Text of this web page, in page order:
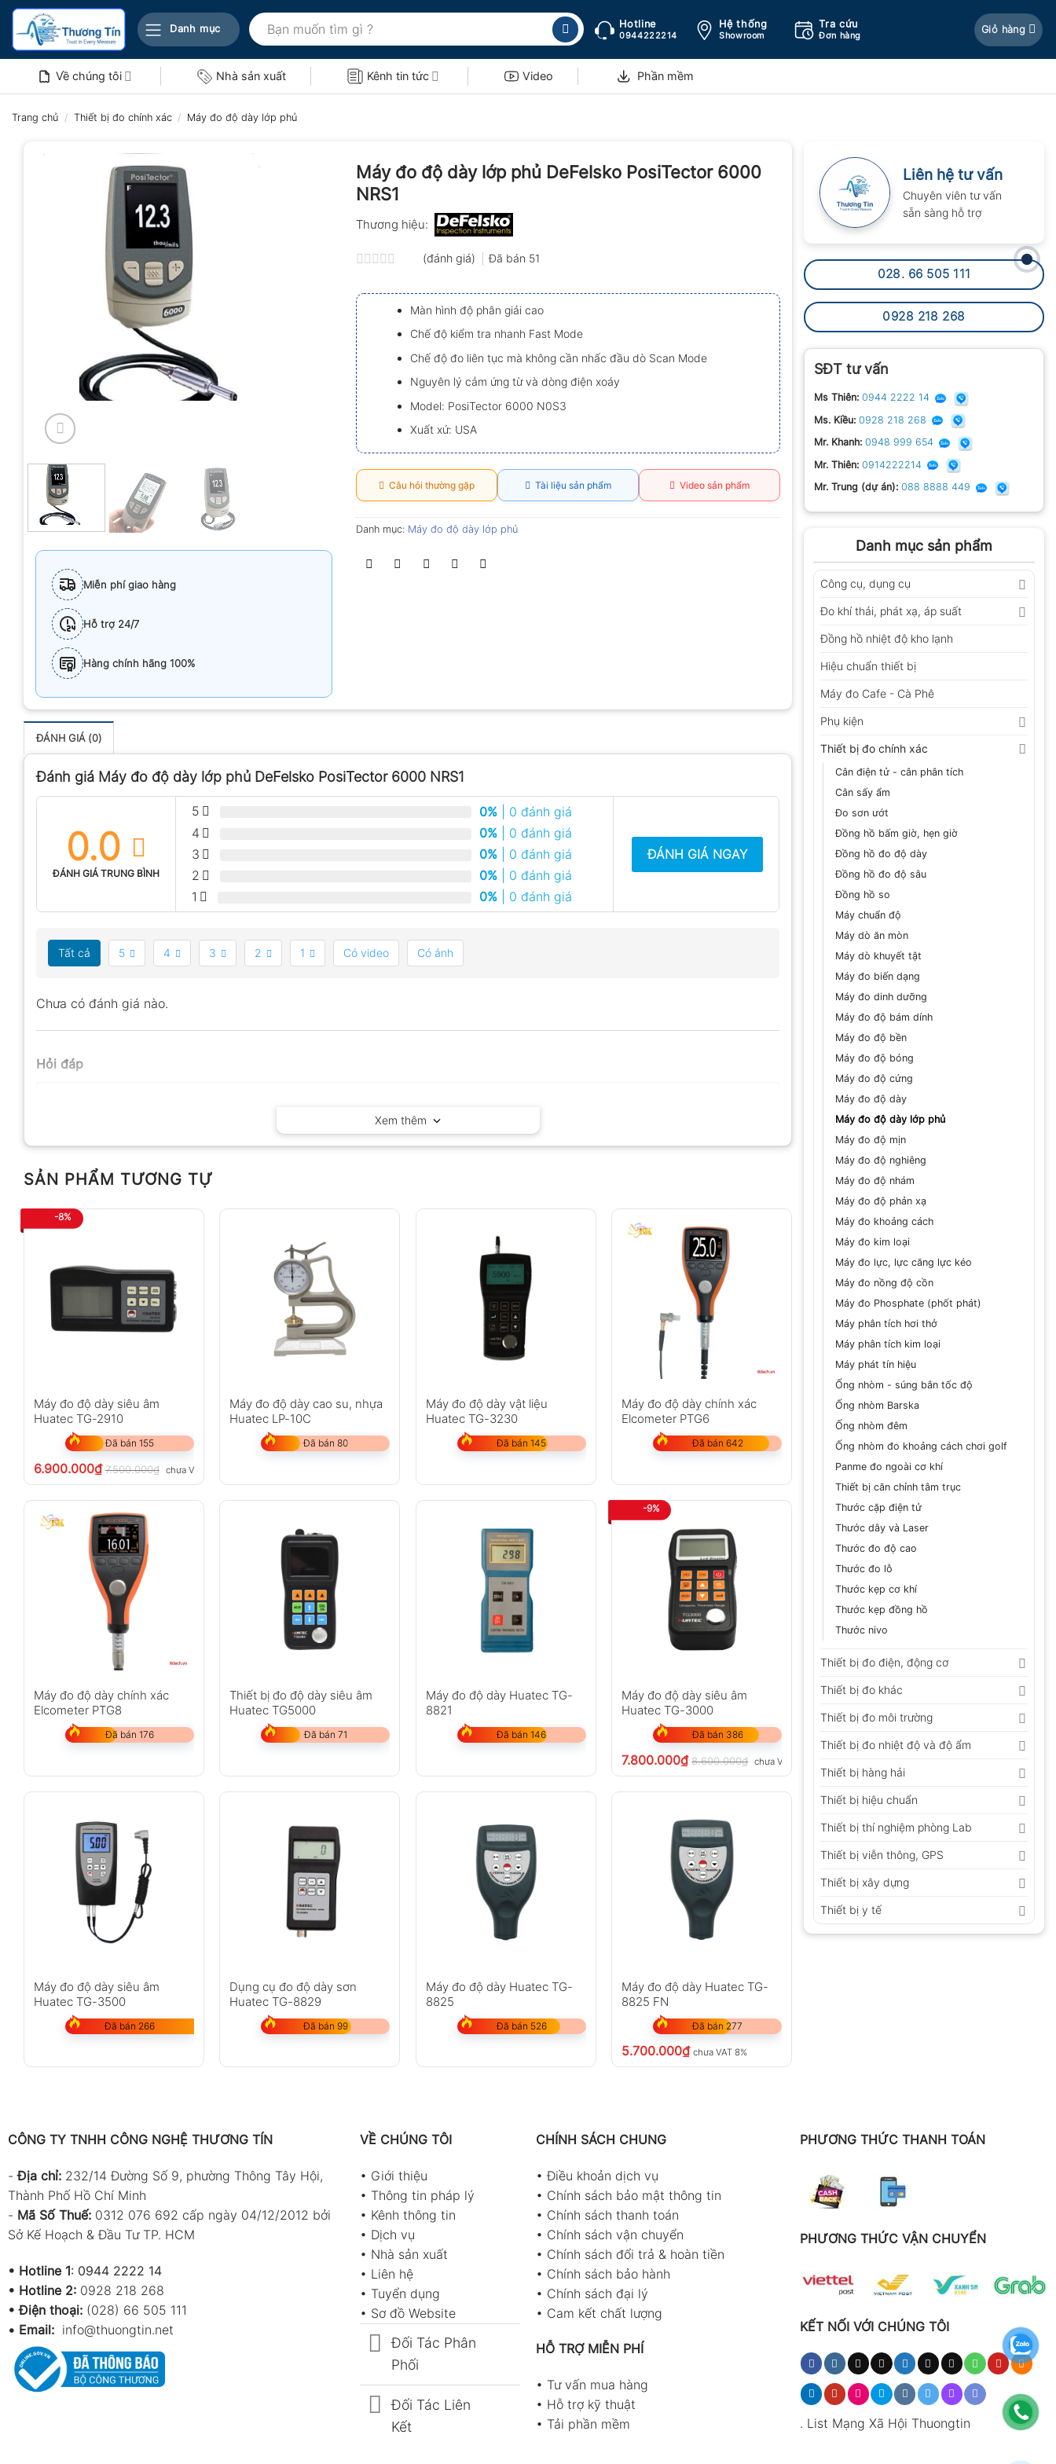
Bỏ
nội
Danh mục
Tìm
kiếm:
Hotline
0944222214
Hệ thống
Showroom
Tra cứu
Đơn hàng
Giỏ hàng
Về chúng tôi Nhà sản xuất Kênh tin tức Video Phần mềm
Trang chủ / Thiết bị đo chính xác / Máy đo độ dày lớp phủ
Liên hệ tư vấn
Chuyên viên tư vấn
sẵn sàng hỗ trợ
028. 66 505 111
0928 218 268
SĐT tư vấn
Ms Thiên: 0944 2222 14
Ms. Kiều: 0928 218 268
Mr. Khanh: 0948 999 654
Mr. Thiên: 0914222214
Mr. Trung (dự án): 088 8888 449
Danh mục sản phẩm
Công cụ, dụng cụ
Đo khí thải, phát xạ, áp suất
Đồng hồ nhiệt độ kho lạnh
Hiệu chuẩn thiết bị
Máy đo Cafe - Cà Phê
Phụ kiện
Thiết bị đo chính xác
Cân điện tử - cân phân tích
Cân sấy ẩm
Đo sơn ướt
Đồng hồ bấm giờ, hẹn giờ
Đồng hồ đo độ dày
Đồng hồ đo độ sâu
Đồng hồ so
Máy chuẩn độ
Máy dò ăn mòn
Máy dò khuyết tật
Máy đo biến dạng
Máy đo dinh dưỡng
Máy đo độ bám dính
Máy đo độ bền
Máy đo độ bóng
Máy đo độ cứng
Máy đo độ dày
Máy đo độ dày lớp phủ
Máy đo độ mịn
Máy đo độ nghiêng
Máy đo độ nhám
Máy đo độ phản xạ
Máy đo khoảng cách
Máy đo kim loại
Máy đo lực, lực căng lực kéo
Máy đo nồng độ cồn
Máy đo Phosphate (phốt phát)
Máy phân tích hơi thở
Máy phân tích kim loại
Máy phát tín hiệu
Ống nhòm - súng bắn tốc độ
Ống nhòm Barska
Ống nhòm đêm
Ống nhòm đo khoảng cách chơi golf
Panme đo ngoài cơ khí
Thiết bị căn chỉnh tâm trục
Thước cặp điện tử
Thước dây và Laser
Thước đo độ cao
Thước đo lỗ
Thước kẹp cơ khí
Thước kẹp đồng hồ
Thước nivo
Thiết bị đo điện, động cơ
Thiết bị đo khác
Thiết bị đo môi trường
Thiết bị đo nhiệt độ và độ ẩm
Thiết bị hàng hải
Thiết bị hiệu chuẩn
Thiết bị thí nghiệm phòng Lab
Thiết bị viễn thông, GPS
Thiết bị xây dựng
Thiết bị y tế
Miễn phí giao hàng
Hỗ trợ 24/7
Hàng chính hãng 100%
Máy đo độ dày lớp phủ DeFelsko PosiTector 6000
NRS1
Thương hiệu:
xếp
hạng
0.0
5
sao
(đánh giá) Đã bán 51
Màn hình độ phân giải cao
Chế độ kiểm tra nhanh Fast Mode
Chế độ đo liên tục mà không cần nhấc đầu dò Scan Mode
Nguyên lý cảm ứng từ và dòng điện xoáy
Model: PosiTector 6000 N0S3
Xuất xứ: USA
Câu hỏi thường gặp Tài liệu sản phẩm Video sản phẩm
Danh mục: Máy đo độ dày lớp phủ
ĐÁNH GIÁ (0)
Đánh giá Máy đo độ dày lớp phủ DeFelsko PosiTector 6000 NRS1
0.0
ĐÁNH GIÁ TRUNG BÌNH
5 0% | 0 đánh giá
4
0% | 0 đánh giá
3
0% | 0 đánh giá
2
0% | 0 đánh giá
1
0% | 0 đánh giá
ĐÁNH GIÁ NGAY
Tất cả 5 4 3 2 1 Có video Có ảnh
Chưa có đánh giá nào.
Hỏi đáp
Xem thêm
SẢN PHẨM TƯƠNG TỰ
-8%
Máy đo độ dày siêu âm
Huatec TG-2910
Đã bán 155
6.900.000₫ 7.500.000₫ chưa VAT 8%
Máy đo độ dày cao su, nhựa
Huatec LP-10C
Đã bán 80
Máy đo độ dày vật liệu
Huatec TG-3230
Đã bán 145
Máy đo độ dày chính xác
Elcometer PTG6
Đã bán 642
Máy đo độ dày chính xác
Elcometer PTG8
Đã bán 176
Thiết bị đo độ dày siêu âm
Huatec TG5000
Đã bán 71
Máy đo độ dày Huatec TG-
8821
Đã bán 146
-9%
Máy đo độ dày siêu âm
Huatec TG-3000
Đã bán 386
7.800.000₫ 8.600.000₫ chưa VAT 8%
Máy đo độ dày siêu âm
Huatec TG-3500
Đã bán 266
Dụng cụ đo độ dày sơn
Huatec TG-8829
Đã bán 99
Máy đo độ dày Huatec TG-
8825
Đã bán 526
Máy đo độ dày Huatec TG-
8825 FN
Đã bán 277
5.700.000₫ chưa VAT 8%
CÔNG TY TNHH CÔNG NGHỆ THƯƠNG TÍN
-Địa chỉ: 232/14 Đường Số 9, phường Thông Tây Hội,
Thành Phố Hồ Chí Minh
- Mã Số Thuế: 0312 076 692 cấp ngày 04/12/2012 bởi
Sở Kế Hoạch & Đầu Tư TP. HCM
• Hotline 1: 0944 2222 14
• Hotline 2: 0928 218 268
• Điện thoại: (028) 66 505 111
• Email: info@thuongtin.net
VỀ CHÚNG TÔI
• Giới thiệu
• Thông tin pháp lý
• Kênh thông tin
• Dịch vụ
• Nhà sản xuất
• Liên hệ
• Tuyển dụng
• Sơ đồ Website
Đối Tác Phân
Phối
Đối Tác Liên
Kết
CHÍNH SÁCH CHUNG
•Điều khoản dịch vụ
• Chính sách bảo mật thông tin
• Chính sách thanh toán
• Chính sách vận chuyển
• Chính sách đổi trả & hoàn tiền
• Chính sách bảo hành
• Chính sách đại lý
• Cam kết chất lượng
HỖ TRỢ MIỄN PHÍ
• Tư vấn mua hàng
• Hỗ trợ kỹ thuật
• Tải phần mềm
PHƯƠNG THỨC THANH TOÁN
PHƯƠNG THỨC VẬN CHUYỂN
KẾT NỐI VỚI CHÚNG TÔI
. List Mạng Xã Hội Thuongtin